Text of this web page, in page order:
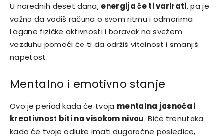
U narednih deset dana, energija će ti varirati, pa je
važno da vodiš računa o svom ritmu i odmorima.
Lagane fizičke aktivnosti i boravak na svežem
vazduhu pomoći će ti da održiš vitalnost i smanjiš
napetost.
Mentalno i emotivno stanje
Ovo je period kada će tvoja mentalna jasnoća i
kreativnost biti na visokom nivou. Biće trenutaka
kada će tvoje odluke imati dugoročne posledice,